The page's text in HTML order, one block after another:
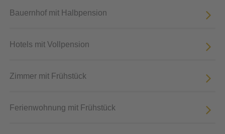
Bauernhof mit Halbpension
Hotels mit Vollpension
Zimmer mit Frühstück
Ferienwohnung mit Frühstück